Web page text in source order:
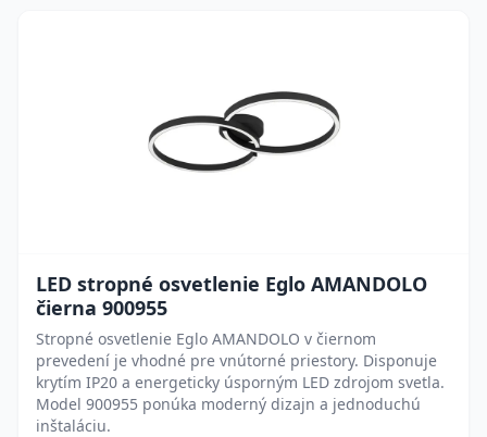
LED stropné osvetlenie Eglo AMANDOLO
čierna 900955
Stropné osvetlenie Eglo AMANDOLO v čiernom
prevedení je vhodné pre vnútorné priestory. Disponuje
krytím IP20 a energeticky úsporným LED zdrojom svetla.
Model 900955 ponúka moderný dizajn a jednoduchú
inštaláciu.